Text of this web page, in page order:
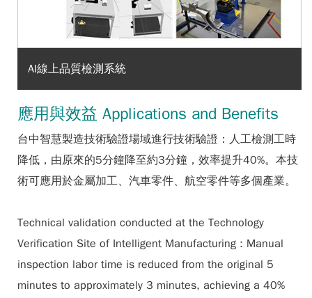
AI線上品質檢測系統
應用與效益 Applications and Benefits
台中智慧製造技術驗證場域進行技術驗證：人工檢測工時
降低，由原來的5分鐘降至約3分鐘，效率提升40%。本技
術可應用於金屬加工、汽車零件、航空零件等多個產業。
Technical validation conducted at the Technology
Verification Site of Intelligent Manufacturing : Manual
inspection labor time is reduced from the original 5
minutes to approximately 3 minutes, achieving a 40%